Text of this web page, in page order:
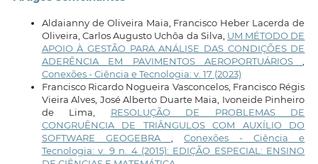
Aldaianny de Oliveira Maia, Francisco Heber Lacerda de
Oliveira, Carlos Augusto Uchôa da Silva, UM MÉTODO DE
APOIO À GESTÃO PARA ANÁLISE DAS CONDIÇÕES DE
ADERÊNCIA EM PAVIMENTOS AEROPORTUÁRIOS,
Conexões - Ciência e Tecnologia: v. 17 (2023)
Francisco Ricardo Nogueira Vasconcelos, Francisco Régis
Vieira Alves, José Alberto Duarte Maia, Ivoneide Pinheiro
de Lima, RESOLUÇÃO DE PROBLEMAS DE
CONGRUÊNCIA DE TRIÂNGULOS COM AUXÍLIO DO
SOFTWARE GEOGEBRA ,Conexões - Ciência e
Tecnologia: v. 9 n. 4 (2015): EDIÇÃO ESPECIAL: ENSINO